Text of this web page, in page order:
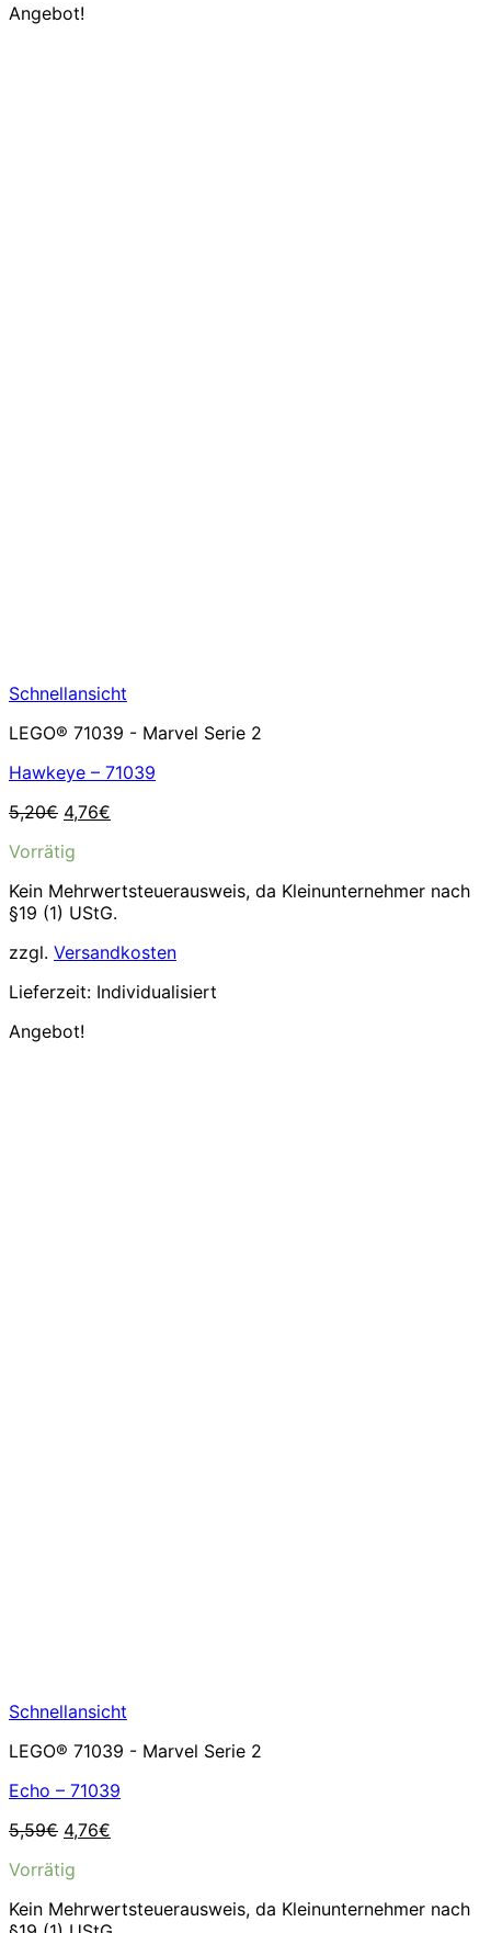
Angebot!
Schnellansicht
LEGO® 71039 - Marvel Serie 2
Hawkeye – 71039
5,20€ Ursprünglicher
war:
4,76€
Vorrätig
Kein Mehrwertsteuerausweis, da Kleinunternehmer nach
§19 (1) UStG.
zzgl. Versandkosten
Lieferzeit: Individualisiert
Angebot!
Schnellansicht
LEGO® 71039 - Marvel Serie 2
Echo – 71039
5,59€ Ursprünglicher
war:
4,76€
Vorrätig
Kein Mehrwertsteuerausweis, da Kleinunternehmer nach